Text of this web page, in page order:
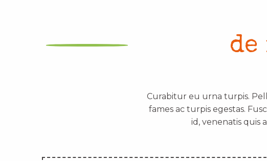
Curabitur eu urna turpis.
fames ac turpis egestas.
id, venenatis quis